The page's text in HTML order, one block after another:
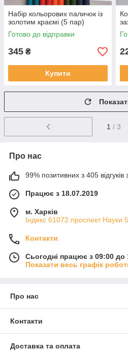
Набір кольорових паличок із
золотим краємі (5 пар)
Готово до відправки
345 ₴
Купити
1 / 3
Про нас
99% позитивних з 405 відгуків
Працює з 18.07.2019
м. Харків
Індекс 61072 проспект Науки
Контакти
Сьогодні працює з 09:00 до
Показати весь графік
Про нас
Контакти
Доставка та оплата